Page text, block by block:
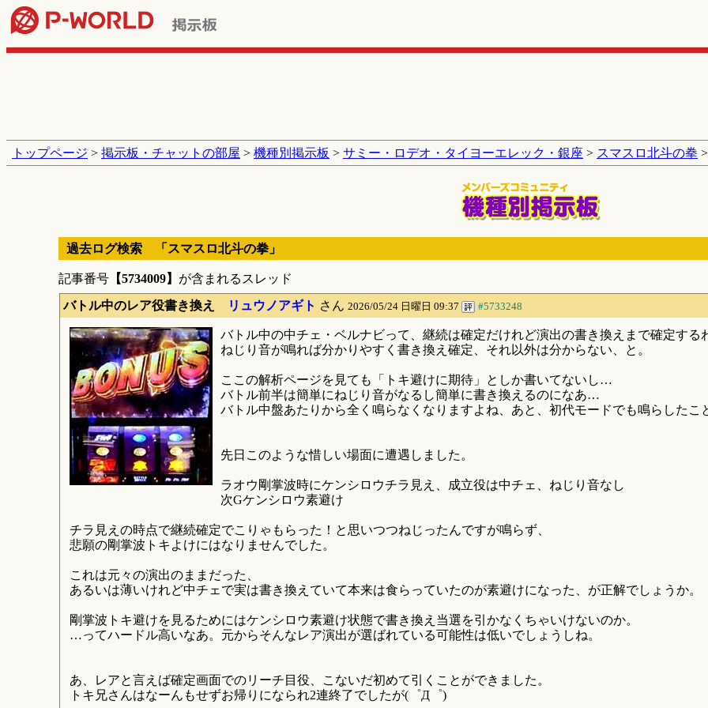
トップページ > 掲示板・チャットの部屋 > 機種別掲示板 > サミー・ロデオ・タイヨーエレック・銀座 > スマスロ北斗の拳
過去ログ検索 「スマスロ北斗の拳」
記事番号 【5734009】 が含まれるスレッド
バトル中のレア役書き換え
リュウノアギト さん 2026/05/24 日曜日 09:37 #5733248
バトル中の中チェ・ベルナビって、継続は確定だけれど演出の書き換えまで確定する
ねじり音が鳴れば分かりやすく書き換え確定、それ以外は分からない、と。
ここの解析ページを見ても「トキ避けに期待」としか書いてないし…
バトル前半は簡単にねじり音がなるし簡単に書き換えるのになあ…
バトル中盤あたりから全く鳴らなくなりますよね、あと、初代モードでも鳴らしたこ
先日このような惜しい場面に遭遇しました。
ラオウ剛掌波時にケンシロウチラ見え、成立役は中チェ、ねじり音なし
次Gケンシロウ素避け
チラ見えの時点で継続確定でこりゃもらった！と思いつつねじったんですが鳴らず、
悲願の剛掌波トキよけにはなりませんでした。
これは元々の演出のままだった、
あるいは薄いけれど中チェで実は書き換えていて本来は食らっていたのが素避けになった、が正解でしょうか。
剛掌波トキ避けを見るためにはケンシロウ素避け状態で書き換え当選を引かなくちゃいけないのか。
…ってハードル高いなあ。元からそんなレア演出が選ばれている可能性は低いでしょうしね。
あ、レアと言えば確定画面でのリーチ目役、こないだ初めて引くことができました。
トキ兄さんはなーんもせずお帰りになられ2連終了でしたが(゜Д゜)